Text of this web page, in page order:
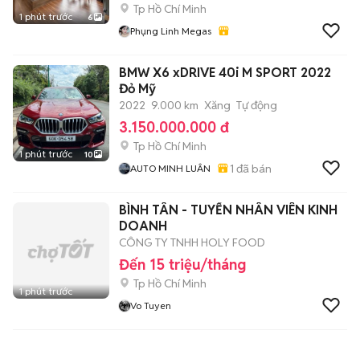
1 phút trước 6
Tp Hồ Chí Minh
Phụng Linh Megas
1 phút trước 10
BMW X6 xDRIVE 40i M SPORT 2022
Đỏ Mỹ
2022 9.000 km Xăng Tự động
3.150.000.000 đ
Tp Hồ Chí Minh
AUTO MINH LUÂN 1 đã bán
1 phút trước
BÌNH TÂN - TUYỂN NHÂN VIÊN KINH
DOANH
CÔNG TY TNHH HOLY FOOD
Đến 15 triệu/tháng
Tp Hồ Chí Minh
Vo Tuyen